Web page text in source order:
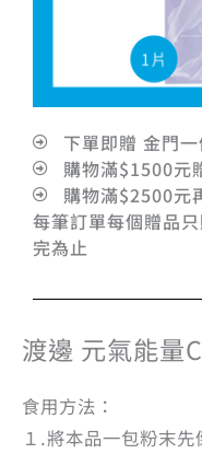
下單即贈 金門
購物滿$1500元
購物滿$2500元
每筆訂單每個贈品
完為止
渡邊 元氣能量
食用方法：
１.將本品一包粉末